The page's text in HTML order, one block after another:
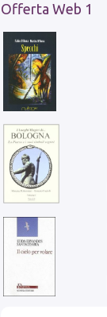
Offerta Web 1